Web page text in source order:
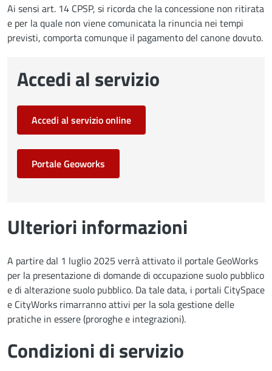
Ai sensi art. 14 CPSP, si ricorda che la concessione non ritirata
e per la quale non viene comunicata la rinuncia nei tempi
previsti, comporta comunque il pagamento del canone dovuto.
Accedi al servizio
Accedi al servizio online
Portale Geoworks
Ulteriori informazioni
A partire dal 1 luglio 2025 verrà attivato il portale GeoWorks
per la presentazione di domande di occupazione suolo pubblico
e di alterazione suolo pubblico. Da tale data, i portali CitySpace
e CityWorks rimarranno attivi per la sola gestione delle
pratiche in essere (proroghe e integrazioni).
Condizioni di servizio